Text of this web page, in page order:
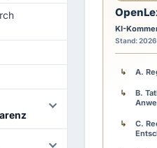
g
e
i
e
e
KI-
Stand: 2026
A.
B.
C.